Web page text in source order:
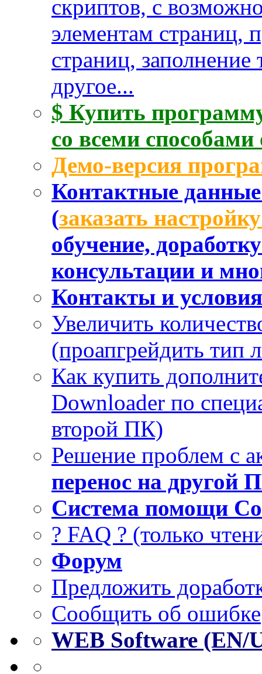
скриптов, с
элементам страниц,
страниц,
другое...
$ Купить
со всеми
Демо-версия
Контактные данные
(заказать
обучение,
консультации и
Контакты и
Увеличить
(проапгрейдить тип
Как купить
Downloader по
второй ПК)
Решение проблем с
перенос на другой
Система помощи
? FAQ ? (только
Форум
Предложить
Сообщить об ошибке
WEB Software (EN/